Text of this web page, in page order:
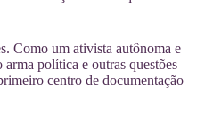
Como um ativista autônoma e
política e outras questões
centro de documentação